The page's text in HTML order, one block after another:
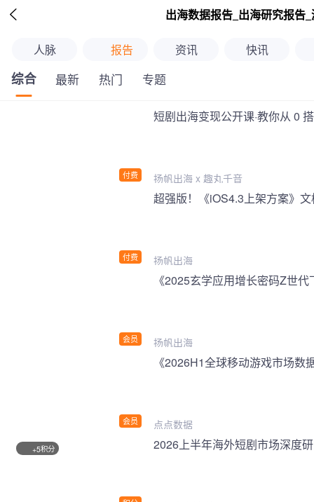
 出海数据报告_出海研究报告
人脉 报告 资讯 快讯
综合 最新 热门 专题
付费
短剧出海变现公开课·教你从 0
扬帆出海 x 趣丸千音
付费 扬帆出海
会员
《2025玄学应用增长密码Z世
扬帆出海
会员
《2026H1全球移动游戏市场数
点点数据
+5积分 2026上半年海外短剧市场深度